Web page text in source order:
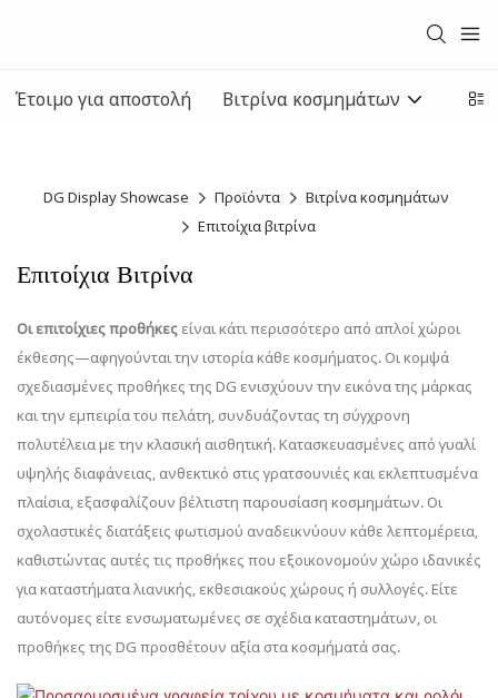
Έτοιμο για αποστολή Βιτρίνα κοσμημάτων
DG Display Showcase Προϊόντα
Βιτρίνα κοσμημάτων
Επιτοίχια βιτρίνα
Επιτοίχια Βιτρίνα
Οι επιτοίχιες προθήκες είναι κάτι περισσότερο από απλοί χώροι
έκθεσης—αφηγούνται την ιστορία κάθε κοσμήματος. Οι κομψά
σχεδιασμένες προθήκες της DG ενισχύουν την εικόνα της μάρκας
και την εμπειρία του πελάτη, συνδυάζοντας τη σύγχρονη
πολυτέλεια με την κλασική αισθητική. Κατασκευασμένες από γυαλί
υψηλής διαφάνειας, ανθεκτικό στις γρατσουνιές και εκλεπτυσμένα
πλαίσια, εξασφαλίζουν βέλτιστη παρουσίαση κοσμημάτων. Οι
σχολαστικές διατάξεις φωτισμού αναδεικνύουν κάθε λεπτομέρεια,
καθιστώντας αυτές τις προθήκες που εξοικονομούν χώρο ιδανικές
για καταστήματα λιανικής, εκθεσιακούς χώρους ή συλλογές. Είτε
αυτόνομες είτε ενσωματωμένες σε σχέδια καταστημάτων, οι
προθήκες της DG προσθέτουν αξία στα κοσμήματά σας.